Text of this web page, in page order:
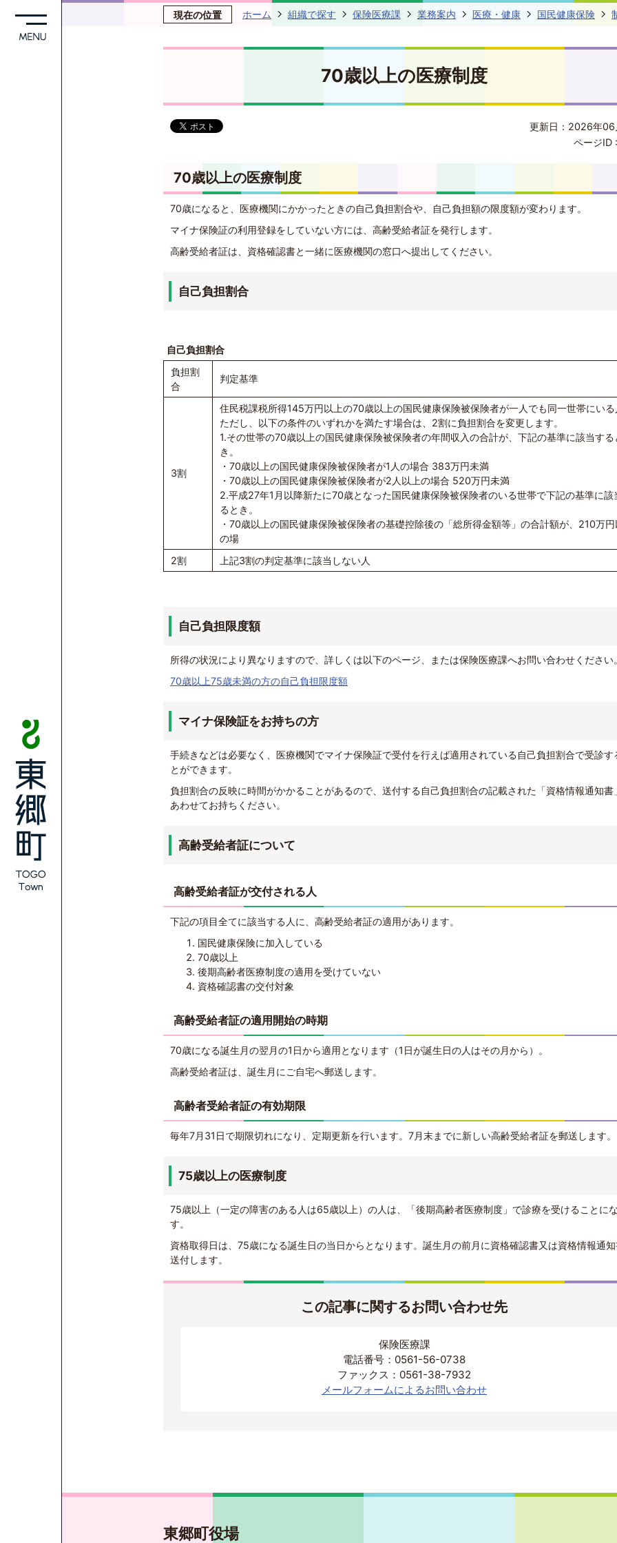
現在の位置 ホーム 組織で探す 保険医療課 業務案内 医療・健康 国民健康保険
70歳以上の医療制度
更新日：2026年06
ページID
70歳以上の医療制度
70歳になると、医療機関にかかったときの自己負担割合や、自己負担額の限度額が変わります。
マイナ保険証の利用登録をしていない方には、高齢受給者証を発行します。
高齢受給者証は、資格確認書と一緒に医療機関の窓口へ提出してください。
自己負担割合
自己負担割合
負担割
合
判定基準
3割
住民税課税所得145万円以上の70歳以上の国民健康保険被保険者が一人でも同一世帯にいる
ただし、以下の条件のいずれかを満たす場合は、2割に負担割合を変更します。
1.その世帯の70歳以上の国民健康保険被保険者の年間収入の合計が、下記の基準に該当する
き。
・70歳以上の国民健康保険被保険者が1人の場合 383万円未満
・70歳以上の国民健康保険被保険者が2人以上の場合 520万円未満
2.平成27年1月以降新たに70歳となった国民健康保険被保険者のいる世帯で下記の基準に該
るとき。
・70歳以上の国民健康保険被保険者の基礎控除後の「総所得金額等」の合計額が、210万
の場
2割
上記3割の判定基準に該当しない人
自己負担限度額
所得の状況により異なりますので、詳しくは以下のページ、または保険医療課へお問い合わせください
70歳以上75歳未満の方の自己負担限度額
マイナ保険証をお持ちの方
手続きなどは必要なく、医療機関でマイナ保険証で受付を行えば適用されている自己負担割合で受診す
とができます。
負担割合の反映に時間がかかることがあるので、送付する自己負担割合の記載された「資格情報通知書
あわせてお持ちください。
高齢受給者証について
高齢受給者証が交付される人
下記の項目全てに該当する人に、高齢受給者証の適用があります。
国民健康保険に加入している
70歳以上
後期高齢者医療制度の適用を受けていない
資格確認書の交付対象
高齢受給者証の適用開始の時期
70歳になる誕生月の翌月の1日から適用となります（1日が誕生日の人はその月から）。
高齢受給者証は、誕生月にご自宅へ郵送します。
高齢者受給者証の有効期限
毎年7月31日で期限切れになり、定期更新を行います。7月末までに新しい高齢受給者証を郵送します。
75歳以上の医療制度
75歳以上（一定の障害のある人は65歳以上）の人は、「後期高齢者医療制度」で診療を受けることに
す。
資格取得日は、75歳になる誕生日の当日からとなります。誕生月の前月に資格確認書又は資格情報通
送付します。
この記事に関するお問い合わせ先
保険医療課
電話番号：0561-56-0738
ファックス：0561-38-7932
メールフォームによるお問い合わせ
東郷町役場